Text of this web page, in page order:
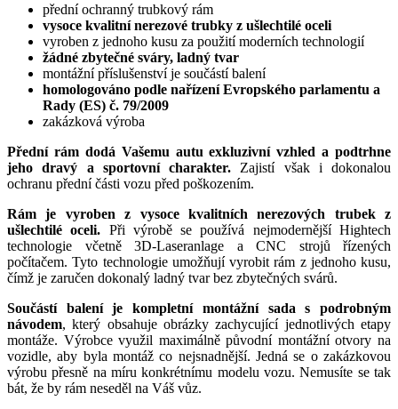
přední ochranný trubkový rám
vysoce kvalitní nerezové trubky z ušlechtilé oceli
vyroben z jednoho kusu za použití moderních technologií
žádné zbytečné sváry, ladný tvar
montážní příslušenství je součástí balení
homologováno podle nařízení Evropského parlamentu a
Rady (ES) č. 79/2009
zakázková výroba
Přední rám dodá Vašemu autu exkluzivní vzhled a podtrhne
jeho dravý a sportovní charakter. Zajistí však i dokonalou
ochranu přední části vozu před poškozením.
Rám je vyroben z vysoce kvalitních nerezových trubek z
ušlechtilé oceli. Při výrobě se používá nejmodernější Hightech
technologie včetně 3D-Laseranlage a CNC strojů řízených
počítačem. Tyto technologie umožňují vyrobit rám z jednoho kusu,
čímž je zaručen dokonalý ladný tvar bez zbytečných svárů.
Součástí balení je kompletní montážní sada s podrobným
návodem, který obsahuje obrázky zachycující jednotlivých etapy
montáže. Výrobce využil maximálně původní montážní otvory na
vozidle, aby byla montáž co nejsnadnější. Jedná se o zakázkovou
výrobu přesně na míru konkrétnímu modelu vozu. Nemusíte se tak
bát, že by rám neseděl na Váš vůz.